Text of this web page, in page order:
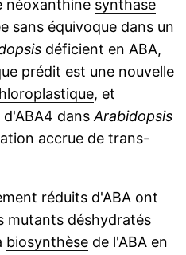
néoxanthine synthase
sans équivoque dans un
déficient en ABA,
prédit est une nouvelle
, et
d'ABA4 dansArabidopsis
accruede trans-
réduits d'ABA ont
mutants déshydratés
biosynthèsede l'ABA en